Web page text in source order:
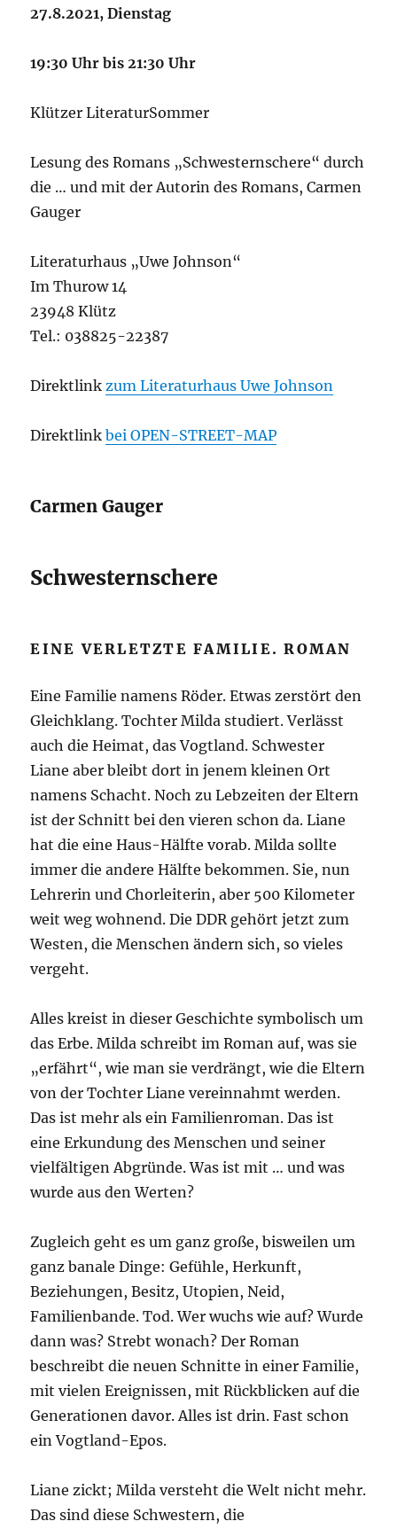
27.8.2021, Dienstag
19:30 Uhr bis 21:30 Uhr
Klützer LiteraturSommer
Lesung des Romans „Schwesternschere“ durch
die … und mit der Autorin des Romans, Carmen
Gauger
Literaturhaus „Uwe Johnson“
Im Thurow 14
23948 Klütz
Tel.: 038825-22387
Direktlink zum Literaturhaus Uwe Johnson
Direktlinkbei OPEN-STREET-MAP
Carmen Gauger
Schwesternschere
EINE VERLETZTE FAMILIE. ROMAN
Eine Familie namens Röder. Etwas zerstört den
Gleichklang. Tochter Milda studiert. Verlässt
auch die Heimat, das Vogtland. Schwester
Liane aber bleibt dort in jenem kleinen Ort
namens Schacht. Noch zu Lebzeiten der Eltern
ist der Schnitt bei den vieren schon da. Liane
hat die eine Haus-Hälfte vorab. Milda sollte
immer die andere Hälfte bekommen. Sie, nun
Lehrerin und Chorleiterin, aber 500 Kilometer
weit weg wohnend. Die DDR gehört jetzt zum
Westen, die Menschen ändern sich, so vieles
vergeht.
Alles kreist in dieser Geschichte symbolisch um
das Erbe. Milda schreibt im Roman auf, was sie
„erfährt“, wie man sie verdrängt, wie die Eltern
von der Tochter Liane vereinnahmt werden.
Das ist mehr als ein Familienroman. Das ist
eine Erkundung des Menschen und seiner
vielfältigen Abgründe. Was ist mit … und was
wurde aus den Werten?
Zugleich geht es um ganz große, bisweilen um
ganz banale Dinge: Gefühle, Herkunft,
Beziehungen, Besitz, Utopien, Neid,
Familienbande. Tod. Wer wuchs wie auf? Wurde
dann was? Strebt wonach? Der Roman
beschreibt die neuen Schnitte in einer Familie,
mit vielen Ereignissen, mit Rückblicken auf die
Generationen davor. Alles ist drin. Fast schon
ein Vogtland-Epos.
Liane zickt; Milda versteht die Welt nicht mehr.
Das sind diese Schwestern, die